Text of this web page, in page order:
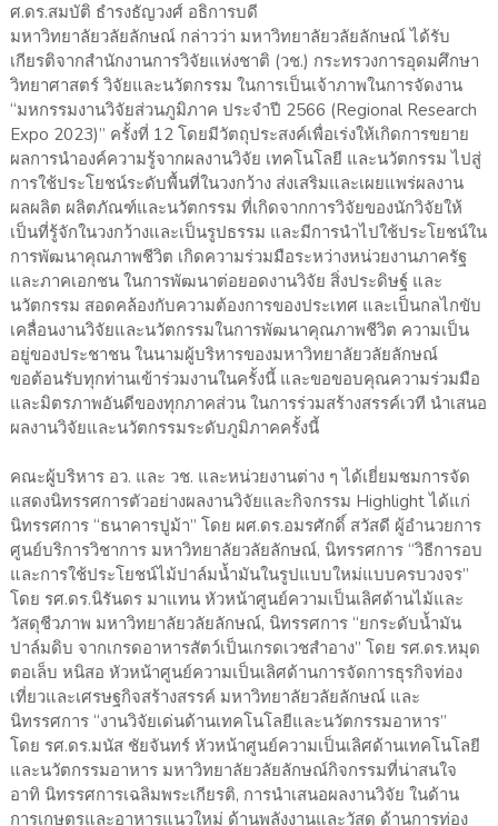
ศ.ดร.สมบัติ ธำรงธัญวงศ์ อธิการบดี
มหาวิทยาลัยวลัยลักษณ์ กล่าวว่า มหาวิทยาลัยวลัยลักษณ์ ได้รับ
เกียรติจากสำนักงานการวิจัยแห่งชาติ (วช.) กระทรวงการอุดมศึกษา
วิทยาศาสตร์ วิจัยและนวัตกรรม ในการเป็นเจ้าภาพในการจัดงาน
“มหกรรมงานวิจัยส่วนภูมิภาค ประจำปี 2566 (Regional Research
Expo 2023)” ครั้งที่ 12 โดยมีวัตถุประสงค์เพื่อเร่งให้เกิดการขยาย
ผลการนำองค์ความรู้จากผลงานวิจัย เทคโนโลยี และนวัตกรรม ไปสู่
การใช้ประโยชน์ระดับพื้นที่ในวงกว้าง ส่งเสริมและเผยแพร่ผลงาน
ผลผลิต ผลิตภัณฑ์และนวัตกรรม ที่เกิดจากการวิจัยของนักวิจัยให้
เป็นที่รู้จักในวงกว้างและเป็นรูปธรรม และมีการนำไปใช้ประโยชน์ใน
การพัฒนาคุณภาพชีวิต เกิดความร่วมมือระหว่างหน่วยงานภาครัฐ
และภาคเอกชน ในการพัฒนาต่อยอดงานวิจัย สิ่งประดิษฐ์ และ
นวัตกรรม สอดคล้องกับความต้องการของประเทศ และเป็นกลไกขับ
เคลื่อนงานวิจัยและนวัตกรรมในการพัฒนาคุณภาพชีวิต ความเป็น
อยู่ของประชาชน ในนามผู้บริหารของมหาวิทยาลัยวลัยลักษณ์
ขอต้อนรับทุกท่านเข้าร่วมงานในครั้งนี้ และขอขอบคุณความร่วมมือ
และมิตรภาพอันดีของทุกภาคส่วน ในการร่วมสร้างสรรค์เวที นำเสนอ
ผลงานวิจัยและนวัตกรรมระดับภูมิภาคครั้งนี้
คณะผู้บริหาร อว. และ วช. และหน่วยงานต่าง ๆ ได้เยี่ยมชมการจัด
แสดงนิทรรศการตัวอย่างผลงานวิจัยและกิจกรรม Highlight ได้แก่
นิทรรศการ “ธนาคารปูม้า” โดย ผศ.ดร.อมรศักดิ์ สวัสดี ผู้อำนวยการ
ศูนย์บริการวิชาการ มหาวิทยาลัยวลัยลักษณ์, นิทรรศการ “วิธีการอบ
และการใช้ประโยชน์ไม้ปาล์มน้ำมันในรูปแบบใหม่แบบครบวงจร”
โดย รศ.ดร.นิรันดร มาแทน หัวหน้าศูนย์ความเป็นเลิศด้านไม้และ
วัสดุชีวภาพ มหาวิทยาลัยวลัยลักษณ์, นิทรรศการ “ยกระดับน้ำมัน
ปาล์มดิบ จากเกรดอาหารสัตว์เป็นเกรดเวชสำอาง” โดย รศ.ดร.หมุด
ตอเล็บ หนิสอ หัวหน้าศูนย์ความเป็นเลิศด้านการจัดการธุรกิจท่อง
เที่ยวและเศรษฐกิจสร้างสรรค์ มหาวิทยาลัยวลัยลักษณ์ และ
นิทรรศการ “งานวิจัยเด่นด้านเทคโนโลยีและนวัตกรรมอาหาร”
โดย รศ.ดร.มนัส ชัยจันทร์ หัวหน้าศูนย์ความเป็นเลิศด้านเทคโนโลยี
และนวัตกรรมอาหาร มหาวิทยาลัยวลัยลักษณ์กิจกรรมที่น่าสนใจ
อาทิ นิทรรศการเฉลิมพระเกียรติ, การนำเสนอผลงานวิจัย ในด้าน
การเกษตรและอาหารแนวใหม่ ด้านพลังงานและวัสดุ ด้านการท่อง